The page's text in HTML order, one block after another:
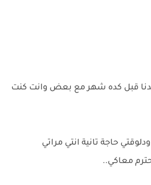
قبل كده شهر مع بعض وانت كنت
حاجة تانية انتي مراتي
معاكي..